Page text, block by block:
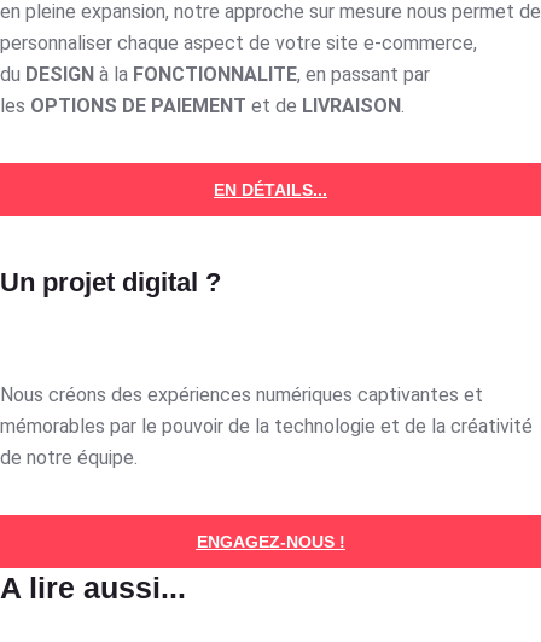
en pleine expansion, notre approche sur mesure nous permet de
personnaliser chaque aspect de votre site e-commerce,
du DESIGN à la FONCTIONNALITE, en passant par
les OPTIONS DE PAIEMENT et de LIVRAISON
EN DÉTAILS...
Un projet digital ?
Nous créons des expériences numériques captivantes et
mémorables par le pouvoir de la technologie et de la créativité
de notre équipe.
ENGAGEZ-NOUS !
A lire aussi...